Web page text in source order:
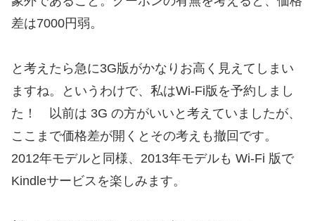
差は7000円弱。
と考えたら急に3G版がかなりお高く見えてしまい
ますね。というわけで、私はWi-Fi版を予約しまし
た！ 以前は 3G の方がいいと考えていましたが、
ここまで価格差が開くとその考えも撤回です。
2012年モデルと同様、2013年モデルも Wi-Fi 版で
Kindleサービスを楽しみます。